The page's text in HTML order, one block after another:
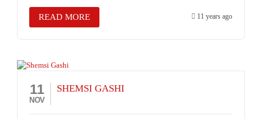
READ MORE 11 years ago
11
NOV
SHEMSI GASHI